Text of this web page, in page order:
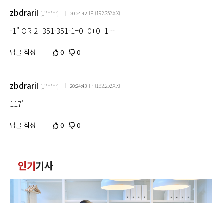
zbdrariI (1'*****) 20:24:42 IP (192.252.X.X)
-1" OR 2+351-351-1=0+0+0+1 --
답글 작성 0 0
zbdrariI (1'*****) 20:24:43 IP (192.252.X.X)
117'
답글 작성 0 0
인기기사